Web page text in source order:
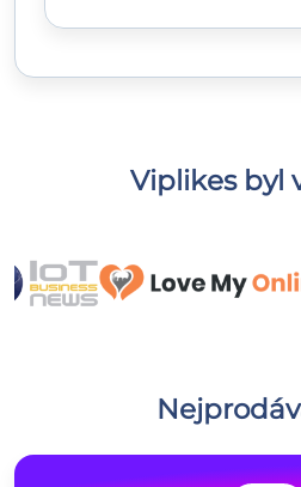
Viplikes byl